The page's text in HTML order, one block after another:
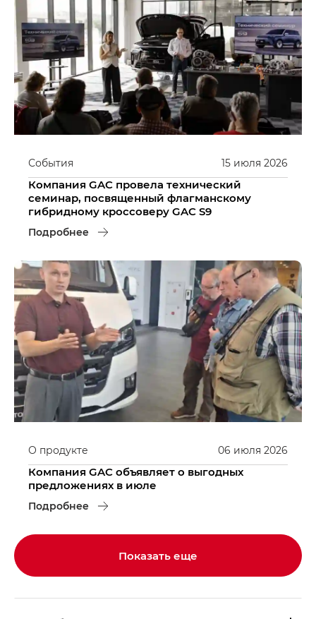
15 июля 2026
События
Компания GAC провела технический
семинар, посвященный флагманскому
гибридному кроссоверу GAC S9
Подробнее
06 июля 2026
О продукте
Компания GAC объявляет о выгодных
предложениях в июле
Подробнее
Показать еще